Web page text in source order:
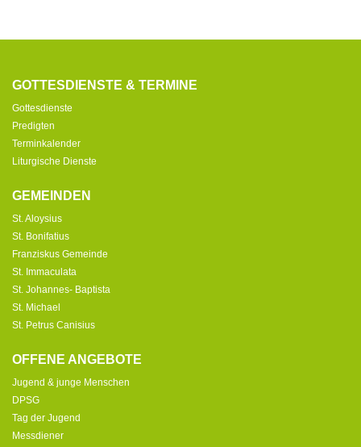
GOTTESDIENSTE & TERMINE
Gottesdienste
Predigten
Terminkalender
Liturgische Dienste
GEMEINDEN
St. Aloysius
St. Bonifatius
Franziskus Gemeinde
St. Immaculata
St. Johannes- Baptista
St. Michael
St. Petrus Canisius
OFFENE ANGEBOTE
Jugend & junge Menschen
DPSG
Tag der Jugend
Messdiener